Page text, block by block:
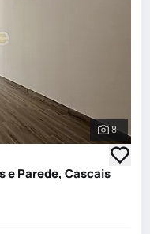
Ver
8
e Parede, Cascais